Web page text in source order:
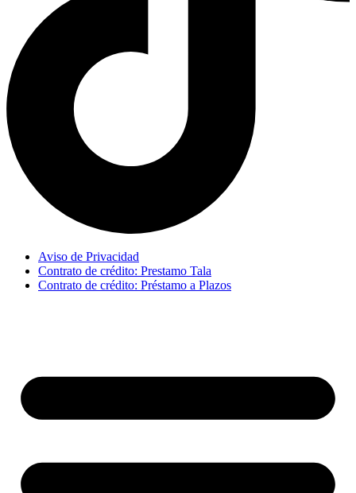
Aviso de Privacidad
Contrato de crédito: Prestamo Tala
Contrato de crédito: Préstamo a Plazos